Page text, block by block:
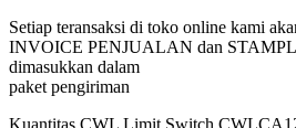
Setiap teransaksi di toko online kami
INVOICE PENJUALAN dan
dimasukkan dalam
paket pengiriman
Kuantitas CWL Limit Switch